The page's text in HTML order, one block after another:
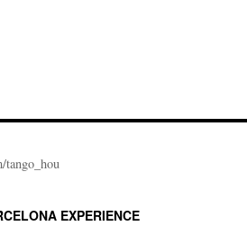
tango_hou
EXPERIENCE